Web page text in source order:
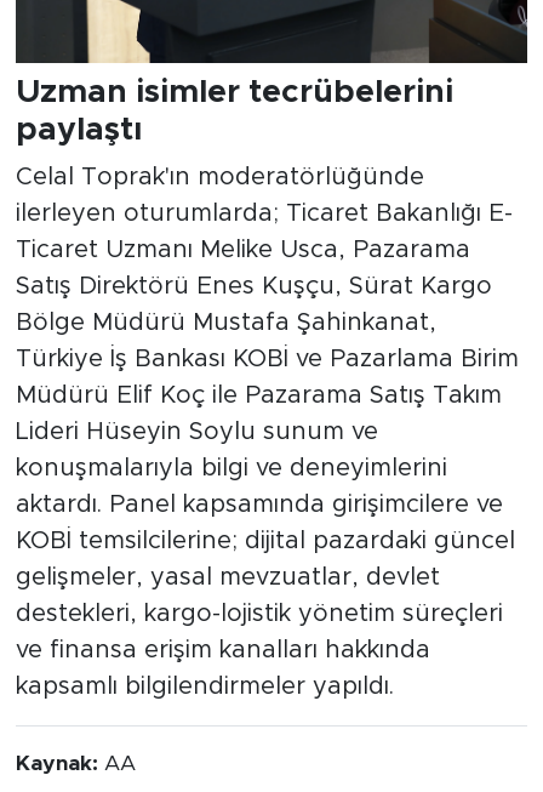
Uzman isimler tecrübelerini
paylaştı
Celal Toprak'ın moderatörlüğünde
ilerleyen oturumlarda; Ticaret Bakanlığı E-
Ticaret Uzmanı Melike Usca, Pazarama
Satış Direktörü Enes Kuşçu, Sürat Kargo
Bölge Müdürü Mustafa Şahinkanat,
Türkiye İş Bankası KOBİ ve Pazarlama Birim
Müdürü Elif Koç ile Pazarama Satış Takım
Lideri Hüseyin Soylu sunum ve
konuşmalarıyla bilgi ve deneyimlerini
aktardı. Panel kapsamında girişimcilere ve
KOBİ temsilcilerine; dijital pazardaki güncel
gelişmeler, yasal mevzuatlar, devlet
destekleri, kargo-lojistik yönetim süreçleri
ve finansa erişim kanalları hakkında
kapsamlı bilgilendirmeler yapıldı.
Kaynak: AA